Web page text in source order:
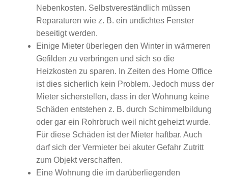
Nebenkosten. Selbstvereständlich müssen
Reparaturen wie z. B. ein undichtes Fenster
beseitigt werden.
Einige Mieter überlegen den Winter in wärmeren
Gefilden zu verbringen und sich so die
Heizkosten zu sparen. In Zeiten des Home Office
ist dies sicherlich kein Problem. Jedoch muss der
Mieter sicherstellen, dass in der Wohnung keine
Schäden entstehen z. B. durch Schimmelbildung
oder gar ein Rohrbruch weil nicht geheizt wurde.
Für diese Schäden ist der Mieter haftbar. Auch
darf sich der Vermieter bei akuter Gefahr Zutritt
zum Objekt verschaffen.
Eine Wohnung die im darüberliegenden